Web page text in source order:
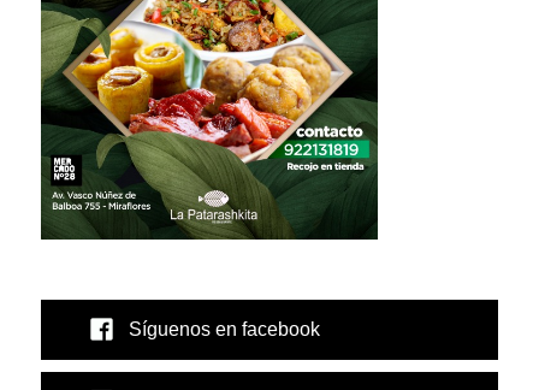
Síguenos en facebook